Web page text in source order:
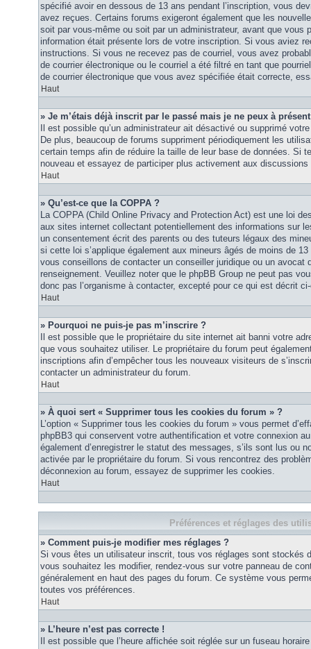
spécifié avoir en dessous de 13 ans pendant l’inscription, vous
avez reçues. Certains forums exigeront également que les
soit par vous-même ou soit par un administrateur, avant que vous
information était présente lors de votre inscription. Si vous aviez
instructions. Si vous ne recevez pas de courriel, vous avez
de courrier électronique ou le courriel a été filtré en tant que
de courrier électronique que vous avez spécifiée était correcte,
Haut
» Je m’étais déjà inscrit par le passé mais je ne peux à
Il est possible qu’un administrateur ait désactivé ou supprimé
De plus, beaucoup de forums suppriment périodiquement les
certain temps afin de réduire la taille de leur base de données. Si
nouveau et essayez de participer plus activement aux
Haut
» Qu’est-ce que la COPPA ?
La COPPA (Child Online Privacy and Protection Act) est une loi
aux sites internet collectant potentiellement des informations sur
un consentement écrit des parents ou des tuteurs légaux des
si cette loi s’applique également aux mineurs âgés de moins de
vous conseillons de contacter un conseiller juridique ou un avocat
renseignement. Veuillez noter que le phpBB Group ne peut pas
donc pas l’organisme à contacter, excepté pour ce qui est décrit
Haut
» Pourquoi ne puis-je pas m’inscrire ?
Il est possible que le propriétaire du site internet ait banni votre
que vous souhaitez utiliser. Le propriétaire du forum peut
inscriptions afin d’empêcher tous les nouveaux visiteurs de
contacter un administrateur du forum.
Haut
» À quoi sert « Supprimer tous les cookies du forum » ?
L’option « Supprimer tous les cookies du forum » vous permet
phpBB3 qui conservent votre authentification et votre connexion
également d’enregistrer le statut des messages, s’ils sont lus ou
activée par le propriétaire du forum. Si vous rencontrez des
déconnexion au forum, essayez de supprimer les cookies.
Haut
Préférences et réglages des
» Comment puis-je modifier mes réglages ?
Si vous êtes un utilisateur inscrit, tous vos réglages sont stockés
vous souhaitez les modifier, rendez-vous sur votre panneau de
généralement en haut des pages du forum. Ce système vous
toutes vos préférences.
Haut
» L’heure n’est pas correcte !
Il est possible que l’heure affichée soit réglée sur un fuseau